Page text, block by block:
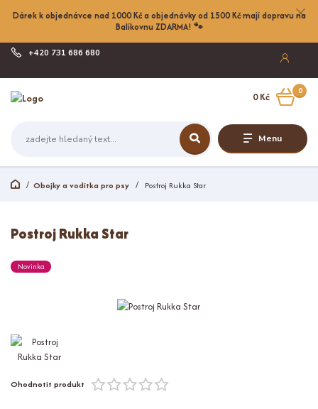
Dárek k objednávce nad 1000 Kč a objednávky od 1500 Kč mají dopravu na
Balíkovnu ZDARMA! 🐾
Menu
+420 731 686 680
0
0 Kč
Obojky a vodítka pro psy Postroj Rukka Star
Postroj Rukka Star
Novinka
Ohodnotit produkt